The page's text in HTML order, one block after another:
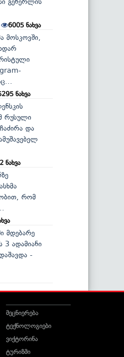
6005 ნახვა
მოსკოვში,
ნახვა
რუსული
და
ნახვა
რომ
მდებარე
3 ადამიანი
-
მეცნიერება
ტექნოლოგიები
ვიქტორინა
ტურიზმი